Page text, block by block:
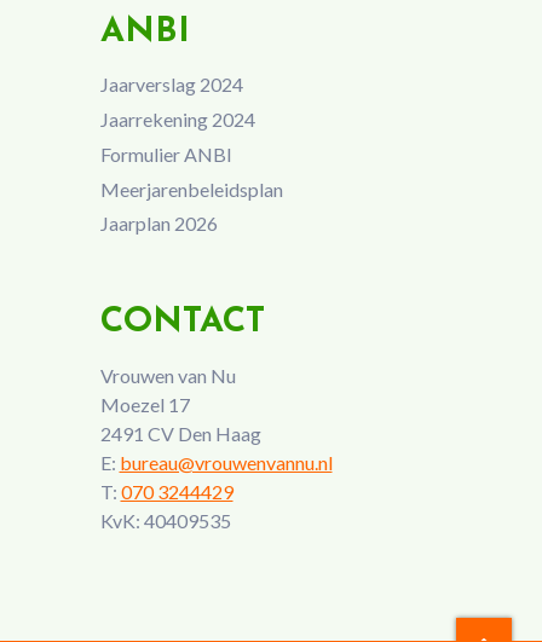
ANBI
Jaarverslag 2024
Jaarrekening 2024
Formulier ANBI
Meerjarenbeleidsplan
Jaarplan 2026
CONTACT
Vrouwen van Nu
Moezel 17
2491 CV Den Haag
E: bureau@vrouwenvannu.nl
T: 070 3244429
KvK: 40409535